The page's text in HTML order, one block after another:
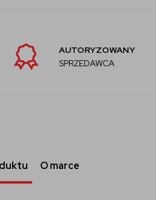
AUTORYZOWANY
SPRZEDAWCA
O marce